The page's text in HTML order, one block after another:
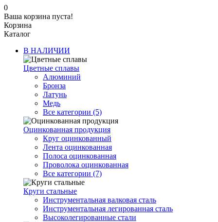
0
Ваша корзина пуста!
Корзина
Каталог
В НАЛИЧИИ
Цветные сплавы
Алюминий
Бронза
Латунь
Медь
Все категории (5)
Оцинкованная продукция
Круг оцинкованный
Лента оцинкованная
Полоса оцинкованная
Проволока оцинкованная
Все категории (7)
Круги стальные
Инструментальная валковая сталь
Инструментальная легированная сталь
Высоколегированные стали